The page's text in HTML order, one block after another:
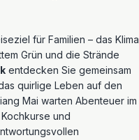
für Familien – das Klima
Grün und die Strände
entdecken Sie gemeinsam
quirlige Leben auf den
Mai warten Abenteuer im
und